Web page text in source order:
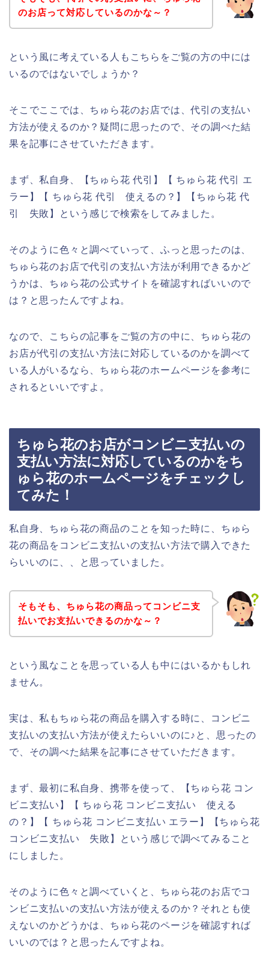
のお店って対応しているのかな～？
という風に考えている人もこちらをご覧の方の中には
いるのではないでしょうか？
そこでここでは、ちゅら花のお店では、代引の支払い
方法が使えるのか？疑問に思ったので、その調べた結
果を記事にさせていただきます。
まず、私自身、【ちゅら花 代引】【 ちゅら花 代引 エ
ラー】【 ちゅら花 代引 使えるの？】【ちゅら花 代
引 失敗】という感じで検索をしてみました。
そのように色々と調べていって、ふっと思ったのは、
ちゅら花のお店で代引の支払い方法が利用できるかど
うかは、ちゅら花の公式サイトを確認すればいいので
は？と思ったんですよね。
なので、こちらの記事をご覧の方の中に、ちゅら花の
お店が代引の支払い方法に対応しているのかを調べて
いる人がいるなら、ちゅら花のホームページを参考に
されるといいですよ。
ちゅら花のお店がコンビニ支払いの
支払い方法に対応しているのかをち
ゅら花のホームページをチェックし
てみた！
私自身、ちゅら花の商品のことを知った時に、ちゅら
花の商品をコンビニ支払いの支払い方法で購入できた
らいいのに、、と思っていました。
そもそも、ちゅら花の商品ってコンビニ支
払いでお支払いできるのかな～？
という風なことを思っている人も中にはいるかもしれ
ません。
実は、私もちゅら花の商品を購入する時に、コンビニ
支払いの支払い方法が使えたらいいのに♪と、思ったの
で、その調べた結果を記事にさせていただきます。
まず、最初に私自身、携帯を使って、【ちゅら花 コン
ビニ支払い】【 ちゅら花 コンビニ支払い 使える
の？】【 ちゅら花 コンビニ支払い エラー】【ちゅら花
コンビニ支払い 失敗】という感じで調べてみること
にしました。
そのように色々と調べていくと、ちゅら花のお店でコ
ンビニ支払いの支払い方法が使えるのか？それとも使
えないのかどうかは、ちゅら花のページを確認すれば
いいのでは？と思ったんですよね。